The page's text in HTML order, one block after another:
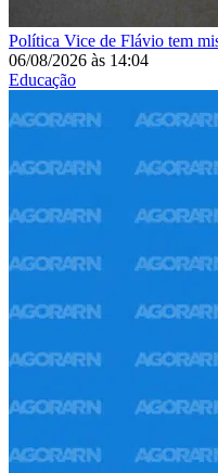
Política Vice de Flávio tem
06/08/2026 às 14:04
Educação